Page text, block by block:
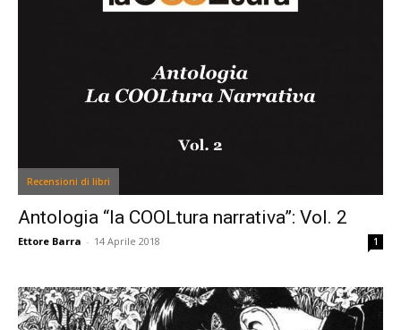
Recensioni di libri
Antologia “la COOLtura narrativa”: Vol. 2
Ettore Barra - 14 Aprile 2018 1